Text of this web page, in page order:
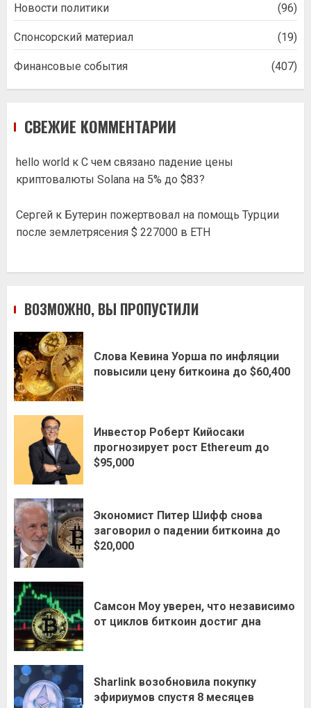
Новости политики (96)
Спонсорский материал (19)
Финансовые события (407)
СВЕЖИЕ КОММЕНТАРИИ
hello world к С чем связано падение цены
криптовалюты Solana на 5% до $83?
Сергей к Бутерин пожертвовал на помощь Турции
после землетрясения $ 227000 в ETH
ВОЗМОЖНО, ВЫ ПРОПУСТИЛИ
Слова Кевина Уорша по инфляции
повысили цену биткоина до $60,400
Инвестор Роберт Кийосаки
прогнозирует рост Ethereum до
$95,000
Экономист Питер Шифф снова
заговорил о падении биткоина до
$20,000
Самсон Моу уверен, что независимо
от циклов биткоин достиг дна
Sharlink возобновила покупку
эфириумов спустя 8 месяцев